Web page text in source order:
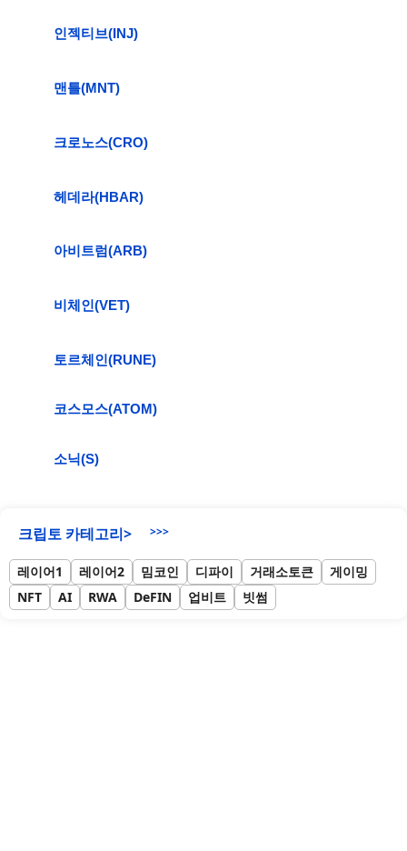
인젝티브(INJ)
맨틀(MNT)
크로노스(CRO)
헤데라(HBAR)
아비트럼(ARB)
비체인(VET)
토르체인(RUNE)
코스모스(ATOM)
소닉(S)
크립토 카테고리> >>>
레이어1 레이어2 밈코인 디파이 거래소토큰
게이밍
NFT
AI RWA DeFIN 업비트 빗썸